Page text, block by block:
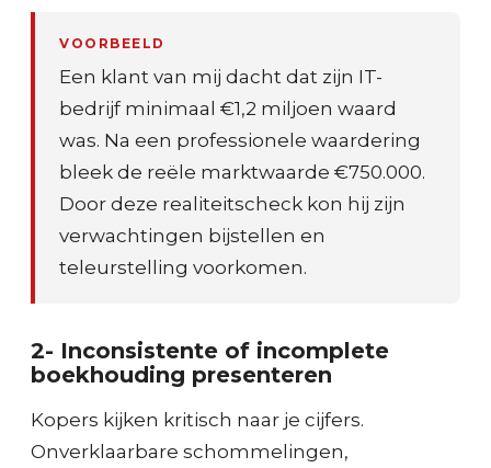
VOORBEELD
Een klant van mij dacht dat zijn IT-
bedrijf minimaal €1,2 miljoen waard
was. Na een professionele waardering
bleek de reële marktwaarde €750.000.
Door deze realiteitscheck kon hij zijn
verwachtingen bijstellen en
teleurstelling voorkomen.
2- Inconsistente of incomplete
boekhouding presenteren
Kopers kijken kritisch naar je cijfers.
Onverklaarbare schommelingen,